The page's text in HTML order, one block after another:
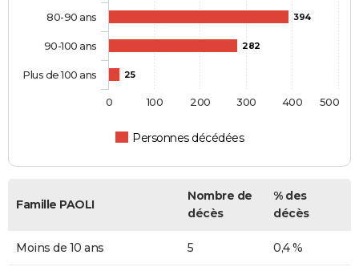
394
282
25
Personnes décédées
80-90 ans
90-100 ans
Plus de 100 ans
0 100 200 300 400 500
Famille PAOLI
Nombre de
décès
% des
décès
Moins de 10 ans 5 0,4 %